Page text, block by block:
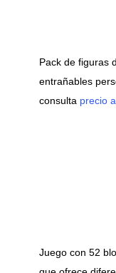
Pack de figuras
entrañables
consulta precio
Juego con 52